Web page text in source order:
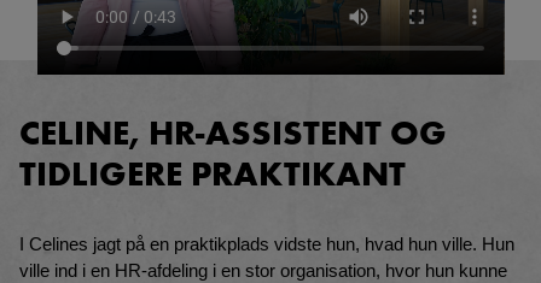
CELINE, HR-ASSISTENT OG
TIDLIGERE PRAKTIKANT
I Celines jagt på en praktikplads vidste hun, hvad hun ville. Hun
ville ind i en HR-afdeling i en stor organisation, hvor hun kunne